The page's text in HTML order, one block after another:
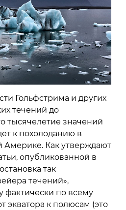
Гольфстрима и других
течений до
тысячелетие значений
к похолоданию в
Америке. Как утверждают
опубликованной в
так
течений»,
фактически по всему
экватора к полюсам (это